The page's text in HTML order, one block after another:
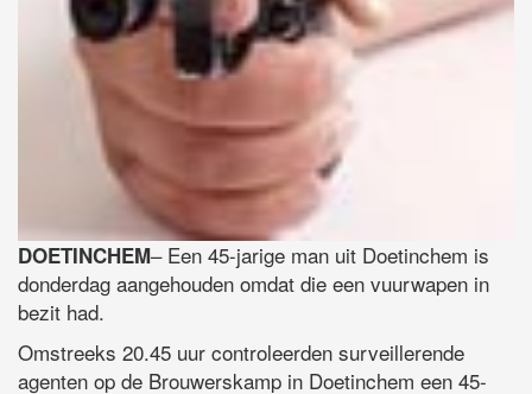
DOETINCHEM– Een 45-jarige man uit Doetinchem is
donderdag aangehouden omdat die een vuurwapen in
bezit had.
Omstreeks 20.45 uur controleerden surveillerende
agenten op de Brouwerskamp in Doetinchem een 45-